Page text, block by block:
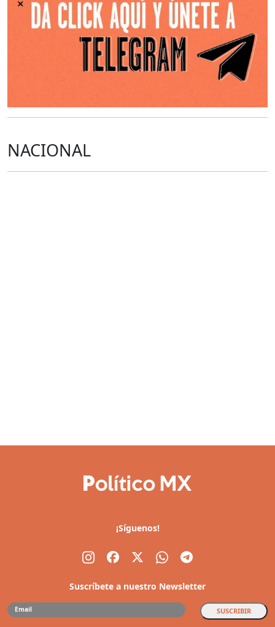
NACIONAL
¡Síguenos!
Suscríbete a nuestro Newsletter
SUSCRIBIR